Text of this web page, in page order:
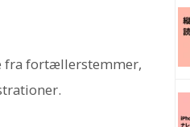
fra fortællerstemmer,